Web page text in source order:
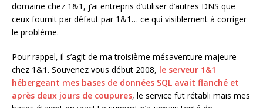
domaine chez 1&1, j’ai entrepris d’utiliser d’autres DNS que
ceux fournit par défaut par 1&1… ce qui visiblement à corriger
le problème.
Pour rappel, il s’agit de ma troisième mésaventure majeure
chez 1&1. Souvenez vous début 2008, le serveur 1&1
hébergeant mes bases de données SQL avait flanché et
après deux jours de coupures, le service fut rétabli mais mes